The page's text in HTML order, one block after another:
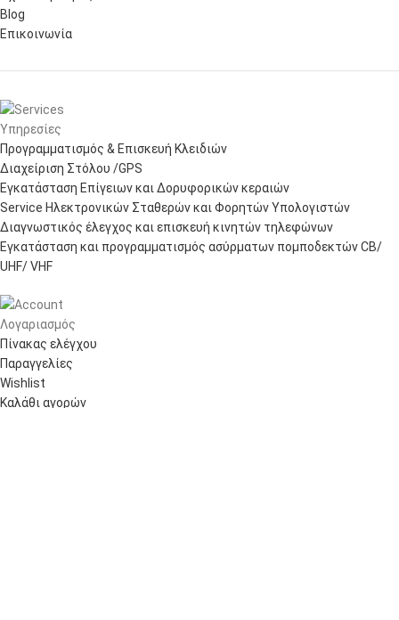
Blog
Επικοινωνία
Υπηρεσίες
Προγραμματισμός & Επισκευή Κλειδιών
Διαχείριση Στόλου /GPS
Εγκατάσταση Επίγειων και Δορυφορικών κεραιών
Service Ηλεκτρονικών Σταθερών και Φορητών Υπολογιστών
Διαγνωστικός έλεγχος και επισκευή κινητών τηλεφώνων
Εγκατάσταση και προγραμματισμός ασύρματων πομποδεκτών CB/
UHF/ VHF
Λογαριασμός
Πίνακας ελέγχου
Παραγγελίες
Wishlist
Καλάθι αγορών